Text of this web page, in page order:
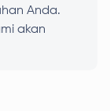
Anda.
akan